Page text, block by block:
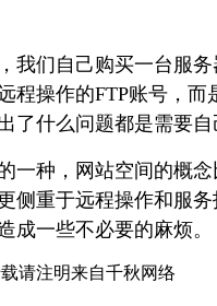
我们自己购买一台服
程操作的FTP账号，
什么问题都是需要自
一种，网站空间的概
侧重于远程操作和服
成一些不必要的麻烦。
请注明来自千秋网络